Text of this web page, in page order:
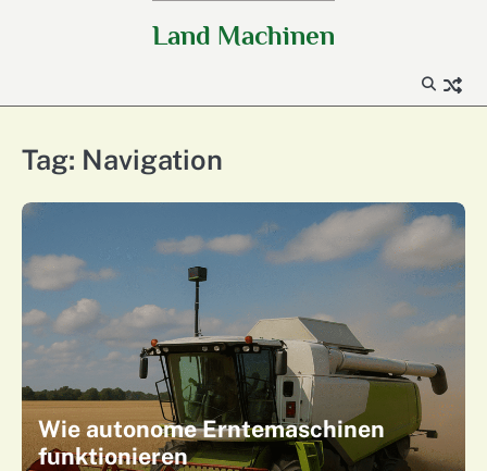
Land Machinen
Tag: Navigation
Wie autonome Erntemaschinen
funktionieren